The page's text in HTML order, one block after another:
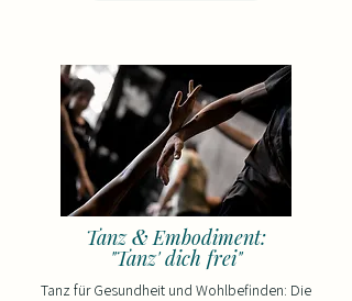
Tanz&Embodiment:
"Tanz' dich frei"
Tanz für Gesundheit und Wohlbefinden: Die